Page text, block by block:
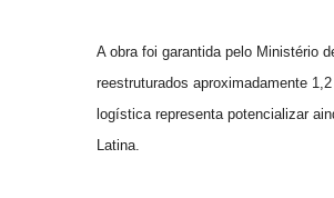
A obra foi garantida pelo Ministério
reestruturados aproximadamente
logística representa potencializar
Latina.